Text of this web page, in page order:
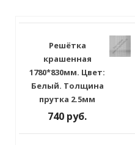
Решётка
крашенная
1780*830мм. Цвет:
Белый. Толщина
прутка 2.5мм
740 руб.